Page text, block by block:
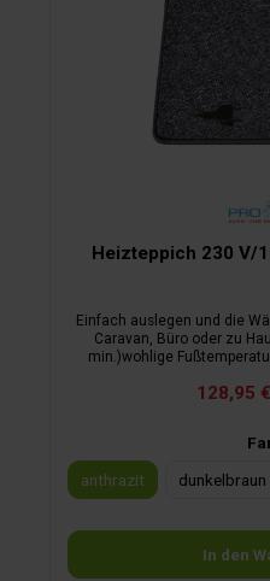
Heizteppich 230 V/
Einfach auslegen und die
Caravan, Büro oder zu
min.)wohlige
128,95
anthrazit
dunkelbraun
In den